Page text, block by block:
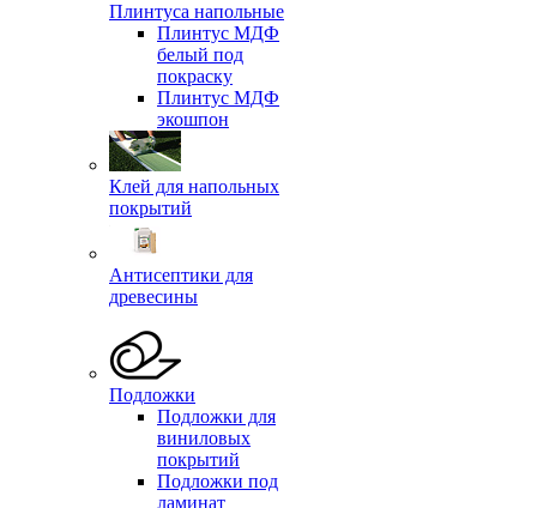
Плинтуса напольные
Плинтус МДФ
белый под
покраску
Плинтус МДФ
экошпон
Клей для напольных
покрытий
Антисептики для
древесины
Подложки
Подложки для
виниловых
покрытий
Подложки под
ламинат